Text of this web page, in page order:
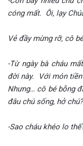
cóng mất. Ôi, lạy
Vẻ đầy mừng rỡ, cô
-Từ ngày bà cháu
đời này. Với món
Nhưng… cô bé bỗng
đâu chú sống, hở chú?
-Sao cháu khéo lo